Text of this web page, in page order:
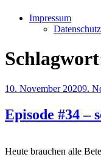
Impressum
Veröffentlicht
10. November 20209.
Episode #34 –
Heute brauchen alle